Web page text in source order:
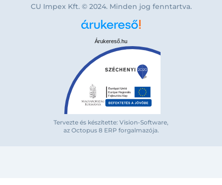
Bejelentkezés e-mail-címmel
Megjegyzés
CU Impex Kft. © 2024. Minden jog fenntartva.
Árukereső.hu
Tervezte és készítette: Vision-Software,
az Octopus 8 ERP forgalmazója.